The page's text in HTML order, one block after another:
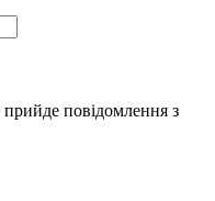
повідомлення з